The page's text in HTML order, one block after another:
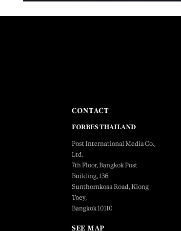
CONTACT
FORBES THAILAND
Post International Media Co.,
Ltd.
7th Floor, Bangkok Post
Building, 136
Sunthornkosa Road, Klong
Toey,
Bangkok 10110
SEE MAP